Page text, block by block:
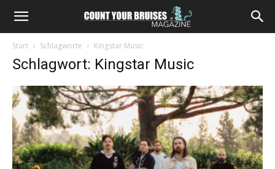
Start Schlagworte Kingstar Music
Schlagwort: Kingstar Music